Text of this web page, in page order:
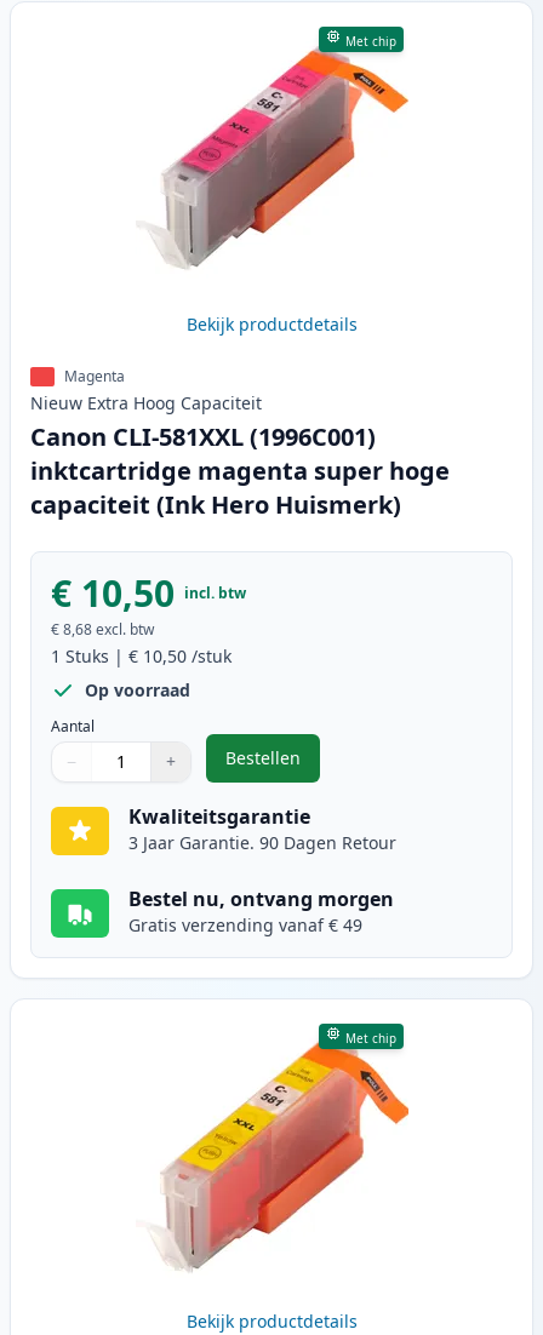
Met chip
Bekijk productdetails
Magenta
Nieuw Extra Hoog Capaciteit
Canon CLI-581XXL (1996C001)
inktcartridge magenta super hoge
capaciteit (Ink Hero Huismerk)
€ 10,50 incl. btw
€ 8,68excl. btw
1 Stuks | € 10,50 /stuk
Op voorraad
Aantal
Gebruik de knoppen om aan te passen
− +
1
Bestellen
,Canon CLI-581XXL (1996C001)
Kwaliteitsgarantie
3 Jaar Garantie. 90 Dagen Retour
Bestel nu, ontvang morgen
Gratis verzending vanaf € 49
Met chip
Bekijk productdetails